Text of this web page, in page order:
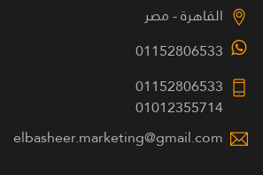
القاهرة - مصر
01152806533
01152806533
01012355714
elbasheer.marketing@gmail.com